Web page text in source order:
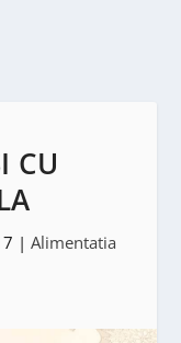
CU
| Alimentatia